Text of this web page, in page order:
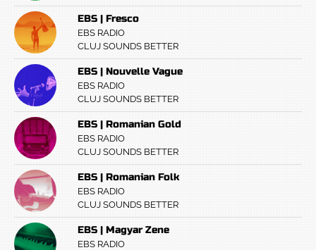
EBS | Fresco
EBS RADIO
CLUJ SOUNDS BETTER
EBS | Nouvelle Vague
EBS RADIO
CLUJ SOUNDS BETTER
EBS | Romanian Gold
EBS RADIO
CLUJ SOUNDS BETTER
EBS | Romanian Folk
EBS RADIO
CLUJ SOUNDS BETTER
EBS | Magyar Zene
EBS RADIO